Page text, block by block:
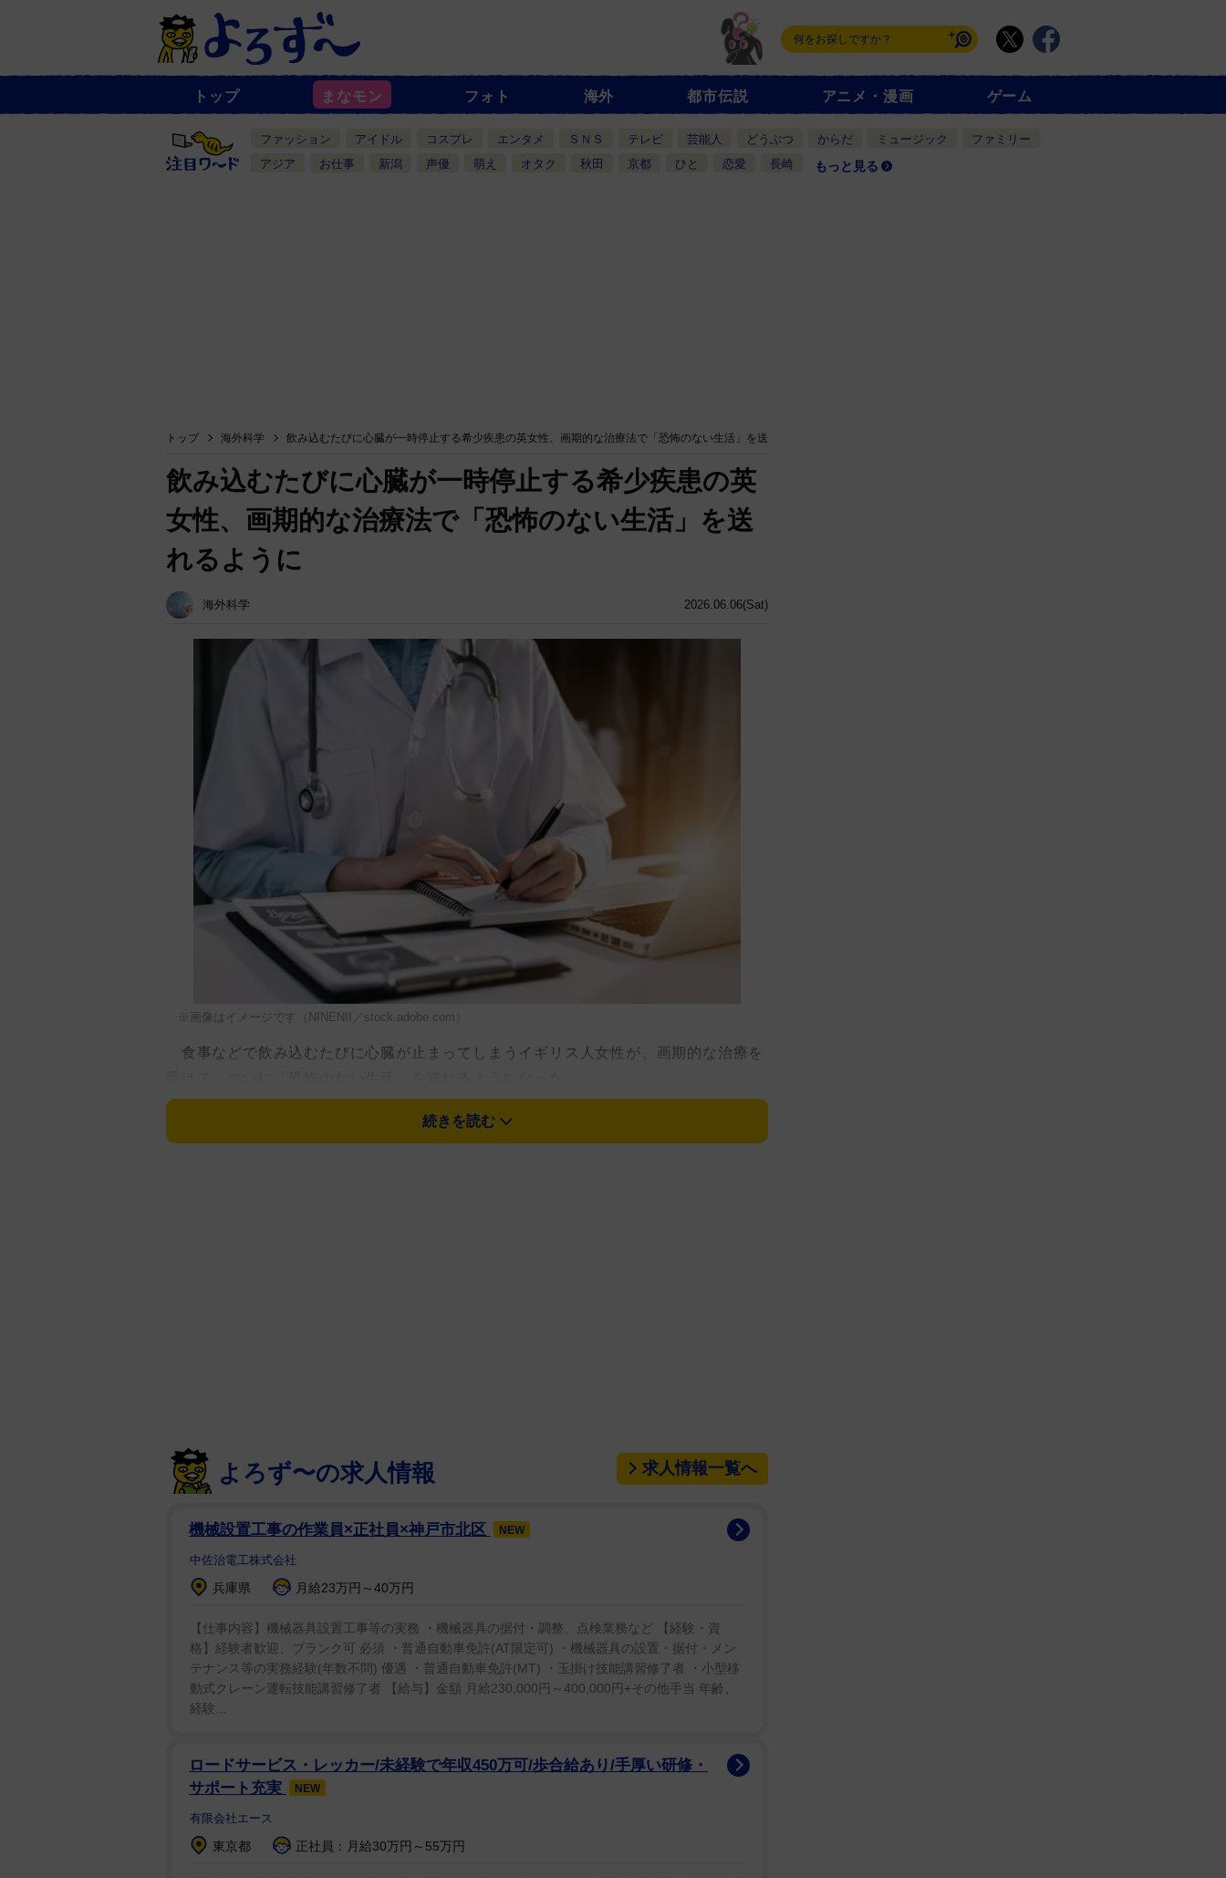
ュ
一
覧
トップ まなモン フォト 海外 都市伝説 アニメ・漫画 ゲーム
ファッション アイドル コスプレ エンタメ ＳＮＳ テレビ 芸能人 どうぶつ からだ ミュージック
ファミリー
アジア
お仕事 新潟 声優 萌え オタク 秋田 京都 ひと 恋愛 長崎 もっと見る
トップ 海外科学 飲み込むたびに心臓が一時停止する希少疾患の英女性、画期的な治療法で「恐怖のない生活」を送
2026.06.06(Sat)
飲み込むたびに心臓が一時停止する希少疾患の英
女性、画期的な治療法で「恐怖のない生活」を送
れるように
海外科学
※画像はイメージです（NINENII／stock.adobe.com）
食事などで飲み込むたびに心臓が止まってしまうイギリス人女性が、画期的な治療を
英国ハートフォードシャー州セント・オールバンズ出身で、助産師として働くサラ・
り、「でも今は、恐怖を感じることなく生活できています」と続けた。
2児の母であるホールさんは39歳の頃から失神や吐き気に悩まされ始め、数年後には
立っているだけでめまいを感じるようになり、9年が経つ頃には、食事中に定期的に意
期のせいだろう」と考えていたが、症状は悪化していった。
そしてホールさんが診断された病名は、「嚥下性心抑制性失神」。同疾患の報告例は
世界中で150例未満となっている。心電図モニターを用いた検査の結果、24時間の間に
ホールさんの心臓が12回も停止していることが判明した。
分間停止することもあった。
従来の治療法は効果がなく、ホールさんは最終的に「心臓神経アブレーション
（CNA）」と呼ばれる革新的な治療法の臨床試験に参加することになった。
続きを読む
よろず〜の求人情報 求人情報一覧へ
機械設置工事の作業員×正社員×神戸市北区 NEW
中佐治電工株式会社
兵庫県 月給23万円～40万円
【仕事内容】機械器具設置工事等の実務 ・機械器具の据付・調整、点検業務など 【経験・資
格】経験者歓迎、ブランク可 必須 ・普通自動車免許(AT限定可) ・機械器具の設置・据付・メン
テナンス等の実務経験(年数不問) 優遇 ・普通自動車免許(MT) ・玉掛け技能講習修了者 ・小型移
動式クレーン運転技能講習修了者 【給与】金額 月給230,000円～400,000円+その他手当 年齢、
経験...
ロードサービス・レッカー/未経験で年収450万可/歩合給あり/手厚い研修・
サポート充実
NEW
有限会社エース
東京都 正社員：月給30万円～55万円